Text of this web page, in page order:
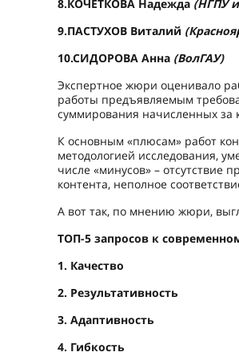
8.КОЧЕТКОВА Надежда (НГПУ
9.ПАСТУХОВ Виталий
10.СИДОРОВА Анна (ВолГАУ)
Экспертное жюри оценивало
работы предъявляемым
суммирования начисленных за
К основным «плюсам» работ
методологией исследования,
числе «минусов» – отсутствие
контента, неполное
А вот так, по мнению жюри,
ТОП-5 запросов к
1. Качество
2. Результативность
3. Адаптивность
4. Гибкость